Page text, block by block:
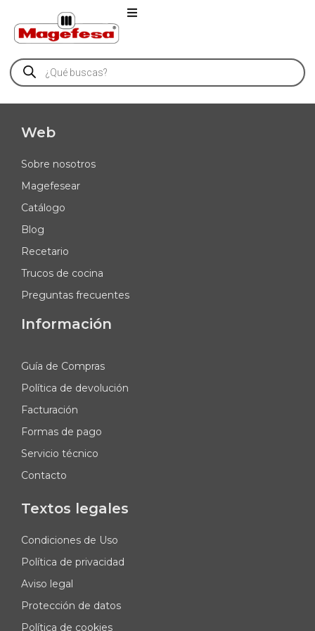
Web
Sobre nosotros
Magefesear
Catálogo
Blog
Recetario
Trucos de cocina
Preguntas frecuentes
Información
Guía de Compras
Política de devolución
Facturación
Formas de pago
Servicio técnico
Contacto
Textos legales
Condiciones de Uso
Política de privacidad
Aviso legal
Protección de datos
Política de cookies